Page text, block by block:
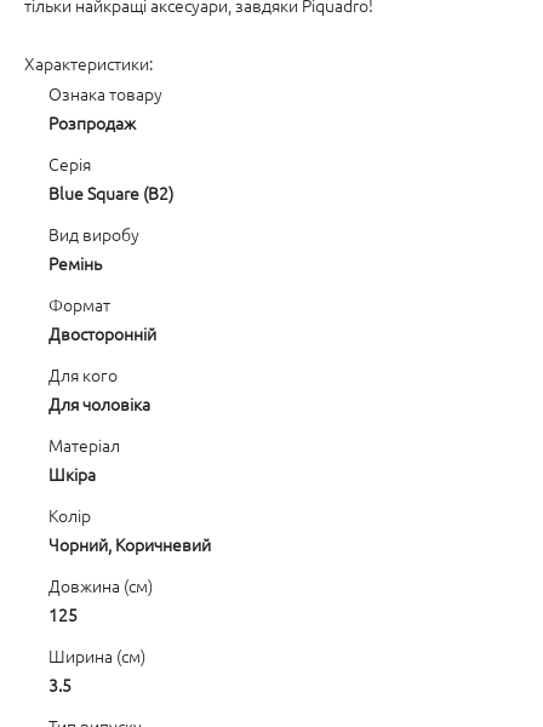
тільки найкращі аксесуари, завдяки Piquadro!
Характеристики:
Ознака товару
Розпродаж
Серія
Blue Square (B2)
Вид виробу
Ремінь
Формат
Двосторонній
Для кого
Для чоловіка
Матеріал
Шкіра
Колір
Чорний, Коричневий
Довжина (см)
125
Ширина (см)
3.5